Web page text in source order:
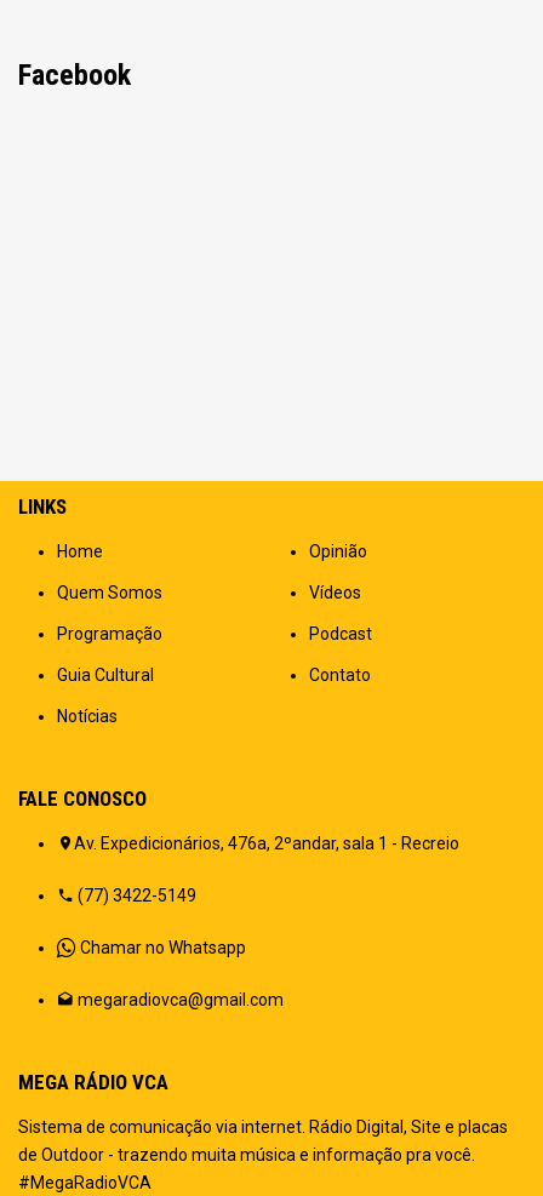
Facebook
LINKS
Home
Quem Somos
Programação
Guia Cultural
Notícias
Opinião
Vídeos
Podcast
Contato
FALE CONOSCO
Av. Expedicionários, 476a, 2ºandar, sala 1 - Recreio
(77) 3422-5149
Chamar no Whatsapp
megaradiovca@gmail.com
MEGA RÁDIO VCA
Sistema de comunicação via internet. Rádio Digital, Site e placas
de Outdoor - trazendo muita música e informação pra você.
#MegaRadioVCA